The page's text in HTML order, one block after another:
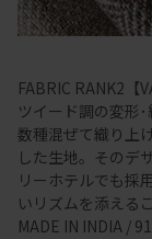
FABRIC RANK2【
ツイード調の変形
数種混ぜて織り上
した生地。そのデ
リーホテルでも採
いリズムを添える
MADE IN INDIA /